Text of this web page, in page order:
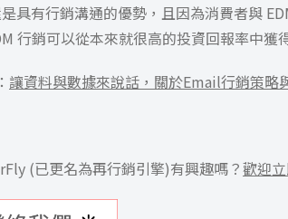
具有行銷溝通的優勢，且因為消費者與
行銷可以從本來就很高的投資回報率中獲
讓資料與數據來說話，關於Email行銷策略
(已更名為再行銷引擎)有興趣嗎？歡迎